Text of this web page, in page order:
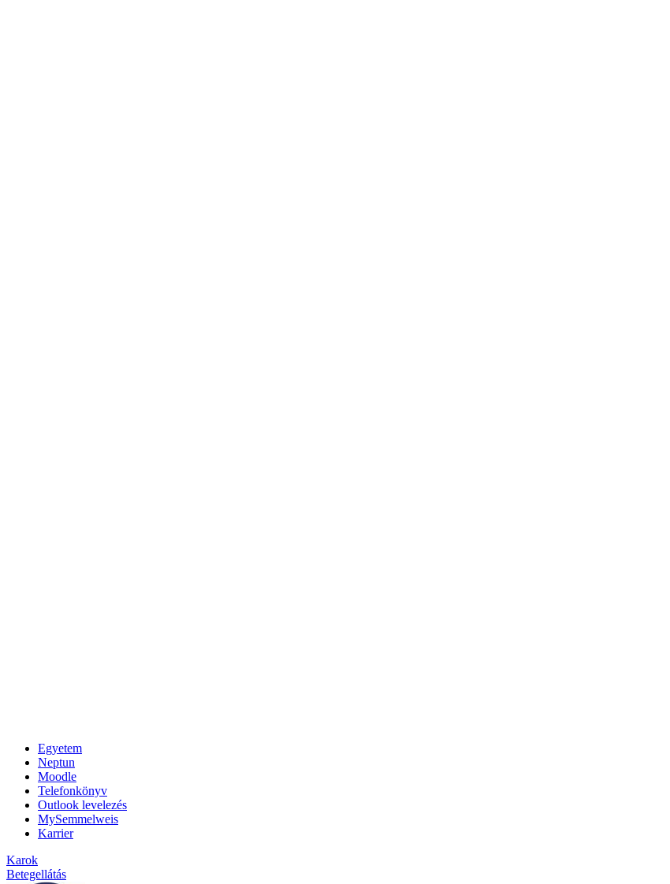
Egyetem
Neptun
Moodle
Telefonkönyv
Outlook levelezés
MySemmelweis
Karrier
Karok
Betegellátás